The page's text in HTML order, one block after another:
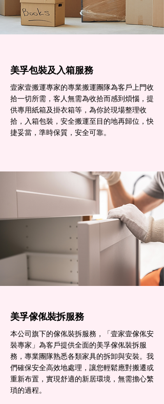
美孚包裝及入箱服務
壹家壹搬運專家的專業搬運團隊為客戶上門收
拾一切所需，客人無需為收拾而感到煩惱，提
供專用紙箱及掛衣箱等，為你於現場整理收
拾，入箱包裝，安全搬運至目的地再歸位，快
捷妥當，準時保質，安全可靠。
美孚傢俬裝拆服務
本公司旗下的傢俬裝拆服務，「壹家壹傢俬安
裝專家」為客戶提供全面的美孚傢俬裝拆服
務，專業團隊熟悉各類家具的拆卸與安裝。我
們確保安全高效地處理，讓您輕鬆應對搬遷或
重新布置，實現舒適的新居環境，無需擔心繁
瑣的過程。